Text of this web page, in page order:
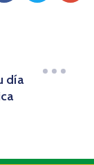
día